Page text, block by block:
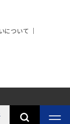
について